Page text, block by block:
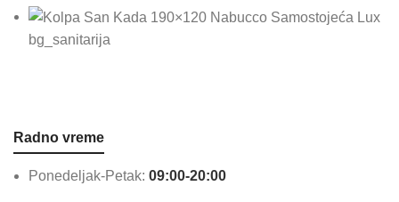
bg_sanitarija
Radno vreme
Ponedeljak-Petak: 09:00-20:00